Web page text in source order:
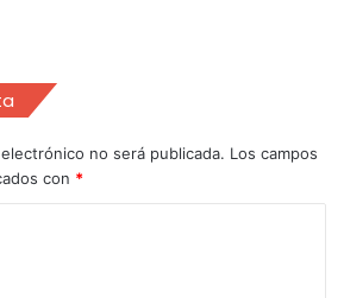
no será publicada. Los campos
con *